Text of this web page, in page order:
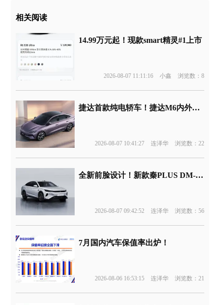
相关阅读
14.99万元起！现款smart精灵#1上市
2026-08-07 11:11:16 小鑫 浏览数：8
捷达首款纯电轿车！捷达M6内外官图发布
2026-08-07 10:41:27 连泽华 浏览数：22
全新前脸设计！新款秦PLUS DM-i申报
2026-08-07 09:42:52 连泽华 浏览数：56
7月国内汽车保值率出炉！
2026-08-06 16:53:15 连泽华 浏览数：21